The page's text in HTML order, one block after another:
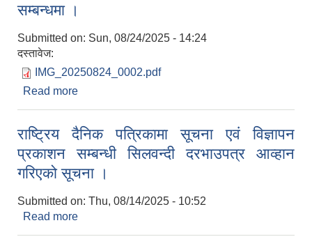
सम्बन्धमा ।
Submitted on: Sun, 08/24/2025 - 14:24
दस्तावेज:
IMG_20250824_0002.pdf
Read more
राष्ट्रिय दैनिक पत्रिकामा सूचना एवं विज्ञापन
प्रकाशन सम्बन्धी सिलवन्दी दरभाउपत्र आव्हान
गरिएको सूचना ।
Submitted on: Thu, 08/14/2025 - 10:52
Read more